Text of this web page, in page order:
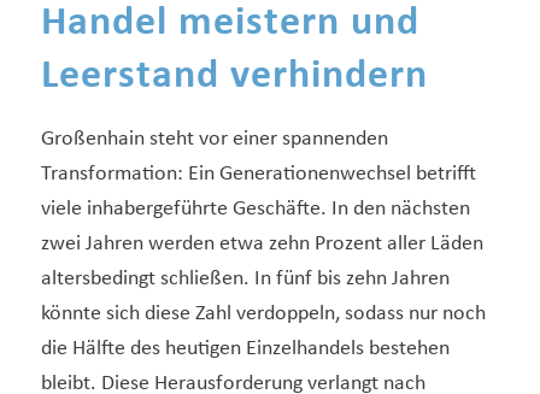
Handel meistern und
Leerstand verhindern
Großenhain steht vor einer spannenden
Transformation: Ein Generationenwechsel betrifft
viele inhabergeführte Geschäfte. In den nächsten
zwei Jahren werden etwa zehn Prozent aller Läden
altersbedingt schließen. In fünf bis zehn Jahren
könnte sich diese Zahl verdoppeln, sodass nur noch
die Hälfte des heutigen Einzelhandels bestehen
bleibt. Diese Herausforderung verlangt nach